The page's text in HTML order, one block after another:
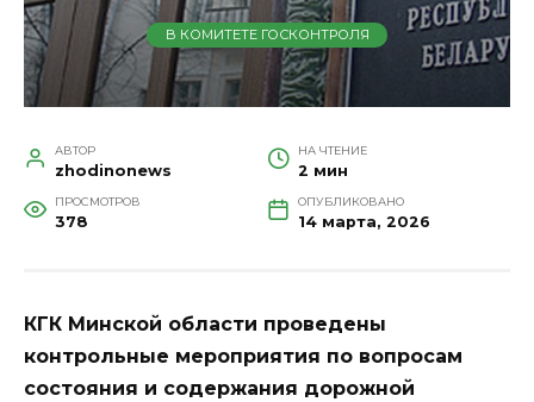
В КОМИТЕТЕ ГОСКОНТРОЛЯ
АВТОР
zhodinonews
НА ЧТЕНИЕ
2 мин
ПРОСМОТРОВ
378
ОПУБЛИКОВАНО
14 марта, 2026
КГК Минской области проведены
контрольные мероприятия по вопросам
состояния и содержания дорожной